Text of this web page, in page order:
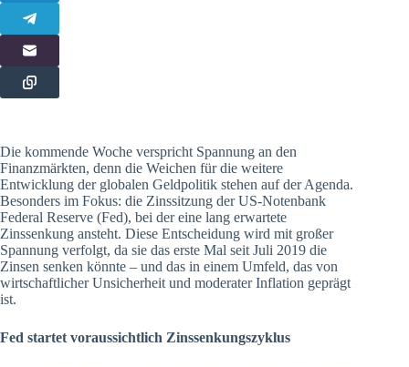
Die kommende Woche verspricht Spannung an den
Finanzmärkten, denn die Weichen für die weitere
Entwicklung der globalen Geldpolitik stehen auf der Agenda.
Besonders im Fokus: die Zinssitzung der US-Notenbank
Federal Reserve (Fed), bei der eine lang erwartete
Zinssenkung ansteht. Diese Entscheidung wird mit großer
Spannung verfolgt, da sie das erste Mal seit Juli 2019 die
Zinsen senken könnte – und das in einem Umfeld, das von
wirtschaftlicher Unsicherheit und moderater Inflation geprägt
ist.
Fed startet voraussichtlich Zinssenkungszyklus